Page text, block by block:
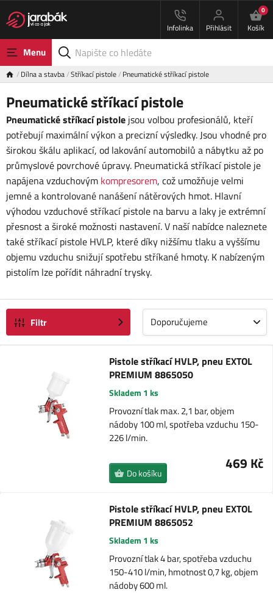
Infolinka Přihlásit
0
Košík
Menu
Dílna a stavba Stříkací pistole Pneumatické stříkací pistole
Pneumatické stříkací pistole
Pneumatické stříkací pistole jsou volbou profesionálů, kteří
potřebují maximální výkon a precizní výsledky. Jsou vhodné pro
širokou škálu aplikací, od lakování automobilů a nábytku až po
průmyslové povrchové úpravy. Pneumatická stříkací pistole je
napájena vzduchovým kompresorem, což umožňuje velmi
jemné a kontrolované nanášení nátěrových hmot. Hlavní
výhodou vzduchové stříkací pistole na barvu a laky je extrémní
přesnost a široké možnosti nastavení. V naší nabídce naleznete
také stříkací pistole HVLP, které díky nižšímu tlaku a vyššímu
objemu vzduchu snižují spotřebu stříkané hmoty. K nabízeným
pistolím lze pořídit náhradní trysky.
Filtr Doporučujeme
Pistole stříkací HVLP, pneu EXTOL
PREMIUM 8865050
Skladem 1 ks
Provozní tlak max. 2,1 bar, objem
nádoby 100 ml, spotřeba vzduchu 150-
226 l/min.
469 Kč
Do košíku
Pistole stříkací HVLP, pneu EXTOL
PREMIUM 8865052
Skladem 1 ks
Provozní tlak 4 bar, spotřeba vzduchu
150-410 l/min, hmotnost 0,7 kg, objem
nádoby 600 ml.